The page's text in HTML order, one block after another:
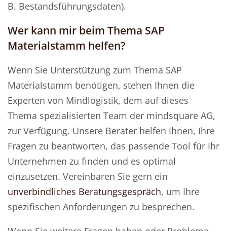
B. Bestandsführungsdaten).
Wer kann mir beim Thema SAP
Materialstamm helfen?
Wenn Sie Unterstützung zum Thema SAP
Materialstamm benötigen, stehen Ihnen die
Experten von Mindlogistik, dem auf dieses
Thema spezialisierten Team der mindsquare AG,
zur Verfügung. Unsere Berater helfen Ihnen, Ihre
Fragen zu beantworten, das passende Tool für Ihr
Unternehmen zu finden und es optimal
einzusetzen. Vereinbaren Sie gern ein
unverbindliches Beratungsgespräch, um Ihre
spezifischen Anforderungen zu besprechen.